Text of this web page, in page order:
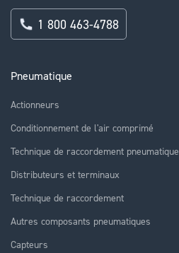
Pneumatique
Actionneurs
Conditionnement de l'air comprimé
Technique de raccordement pneumatique
Distributeurs et terminaux
Technique de raccordement
Autres composants pneumatiques
Capteurs
1 800 463-4788